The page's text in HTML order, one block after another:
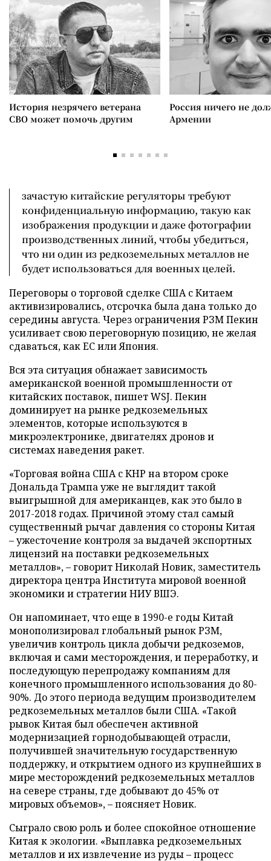
История незрячего ветерана
СВО может помочь другим
Россия ничего не
Армении
зачастую китайские регуляторы требуют
конфиденциальную информацию, такую как
изображения продукции и даже фотографии
производственных линий, чтобы убедиться,
что ни один из редкоземельных металлов не
будет использоваться для военных целей.
Переговоры о торговой сделке США с Китаем
активизировались, отсрочка была дана только до
середины августа. Через ограничения РЗМ Пекин
усиливает свою переговорную позицию, не желая
сдаваться, как ЕС или Япония.
Вся эта ситуация обнажает зависимость
американской военной промышленности от
китайских поставок, пишет WSJ. Пекин
доминирует на рынке редкоземельных
элементов, которые используются в
микроэлектронике, двигателях дронов и
системах наведения ракет.
«Торговая война США с КНР на втором сроке
Дональда Трампа уже не выглядит такой
выигрышной для американцев, как это было в
2017-2018 годах. Причиной этому стал самый
существенный рычаг давления со стороны Китая
– ужесточение контроля за выдачей экспортных
лицензий на поставки редкоземельных
металлов», – говорит Николай Новик, заместитель
директора центра Института мировой военной
экономики и стратегии НИУ ВШЭ.
Он напоминает, что еще в 1990-е годы Китай
монополизировал глобальный рынок РЗМ,
увеличив контроль цикла добычи редкоземов,
включая и сами месторождения, и переработку, и
последующую перепродажу компаниям для
конечного промышленного использования до 80-
90%. До этого периода ведущим производителем
редкоземельных металлов были США. «Такой
рывок Китая был обеспечен активной
модернизацией горнодобывающей отрасли,
получившей значительную государственную
поддержку, и открытием одного из крупнейших в
мире месторождений редкоземельных металлов
на севере страны, где добывают до 45% от
мировых объемов», – поясняет Новик.
Сыграло свою роль и более спокойное отношение
Китая к экологии. «Выплавка редкоземельных
металлов и их извлечение из руды – процесс